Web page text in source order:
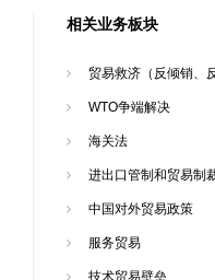
相关业务板块
贸易救济（反倾销、
WTO争端解决
海关法
进出口管制和贸易制
中国对外贸易政策
服务贸易
技术贸易壁垒